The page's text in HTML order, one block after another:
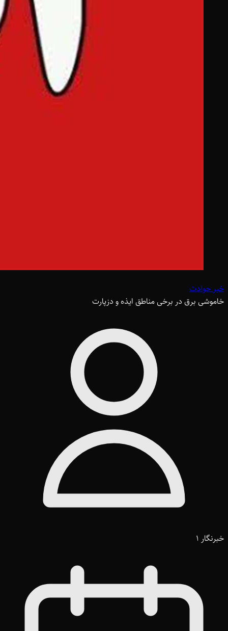
خبر حوادث
خاموشی برق در برخی مناطق ایذه و دزپارت
خبرنگار 1